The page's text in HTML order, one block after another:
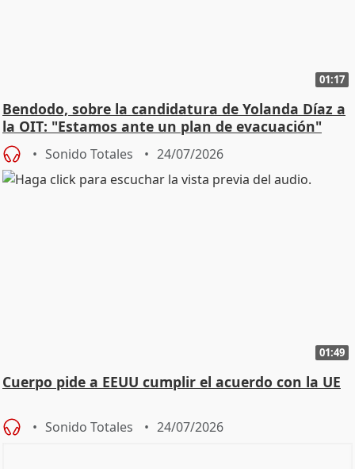
01:17
Bendodo, sobre la candidatura de Yolanda Díaz a
la OIT: "Estamos ante un plan de evacuación"
Sonido Totales 24/07/2026
01:49
Cuerpo pide a EEUU cumplir el acuerdo con la UE
Sonido Totales 24/07/2026